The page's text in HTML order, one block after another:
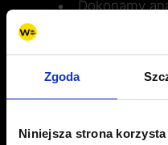
Zgoda
Niniejsza strona
Dokonamy
określimy
Pomożemy
konta